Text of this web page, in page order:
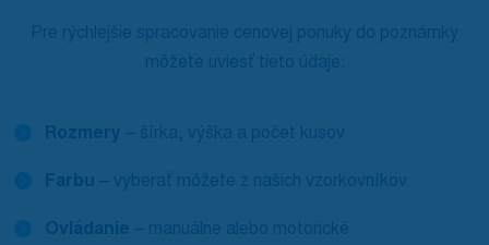
Pre rýchlejšie spracovanie cenovej ponuky do poznámky
môžete uviesť tieto údaje:
Rozmery – šírka, výška a počet kusov
Farbu – vyberať môžete z našich vzorkovníkov
Ovládanie – manuálne alebo motorické